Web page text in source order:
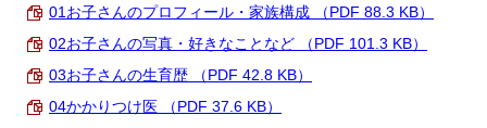
01お子さんのプロフィール・家族構成 （PDF 88.3 KB）
02お子さんの写真・好きなことなど （PDF 101.3 KB）
03お子さんの生育歴 （PDF 42.8 KB）
04かかりつけ医 （PDF 37.6 KB）